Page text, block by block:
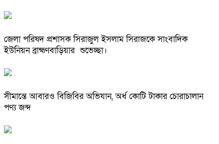
জেলা পরিষদ প্রশাসক সিরাজুল ইসলাম সিরাজকে সাংবাদিক
ইউনিয়ন ব্রাহ্মণবাড়িয়ার শুভেচ্ছা।
সীমান্তে আবারও বিজিবির অভিযান, অর্ধ কোটি টাকার চোরাচালান
পণ্য জব্দ